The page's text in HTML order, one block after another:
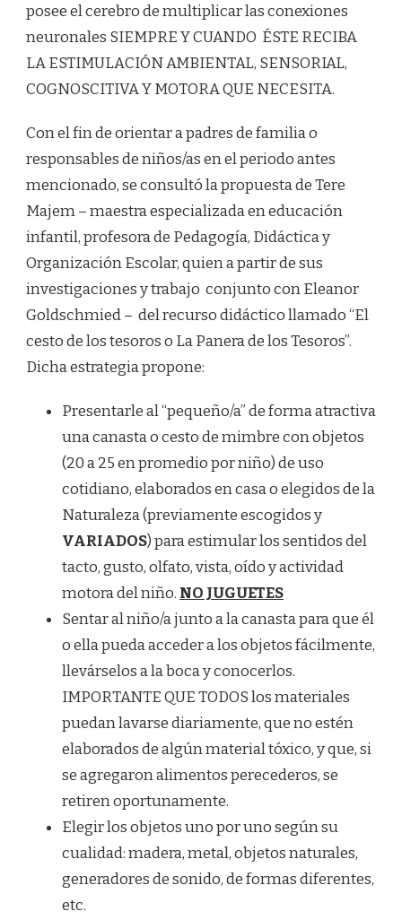
posee el cerebro de multiplicar las conexiones
neuronales SIEMPRE Y CUANDO ÉSTE RECIBA
LA ESTIMULACIÓN AMBIENTAL, SENSORIAL,
COGNOSCITIVA Y MOTORA QUE NECESITA.
Con el fin de orientar a padres de familia o
responsables de niños/as en el periodo antes
mencionado, se consultó la propuesta de Tere
Majem – maestra especializada en educación
infantil, profesora de Pedagogía, Didáctica y
Organización Escolar, quien a partir de sus
investigaciones y trabajo conjunto con Eleanor
Goldschmied – del recurso didáctico llamado “El
cesto de los tesoros o La Panera de los Tesoros”.
Dicha estrategia propone:
Presentarle al “pequeño/a” de forma atractiva
una canasta o cesto de mimbre con objetos
(20 a 25 en promedio por niño) de uso
cotidiano, elaborados en casa o elegidos de la
Naturaleza (previamente escogidos y
VARIADOS) para estimular los sentidos del
tacto, gusto, olfato, vista, oído y actividad
motora del niño. NO JUGUETES
Sentar al niño/a junto a la canasta para que él
o ella pueda acceder a los objetos fácilmente,
llevárselos a la boca y conocerlos.
IMPORTANTE QUE TODOS los materiales
puedan lavarse diariamente, que no estén
elaborados de algún material tóxico, y que, si
se agregaron alimentos perecederos, se
retiren oportunamente.
Elegir los objetos uno por uno según su
cualidad: madera, metal, objetos naturales,
generadores de sonido, de formas diferentes,
etc.